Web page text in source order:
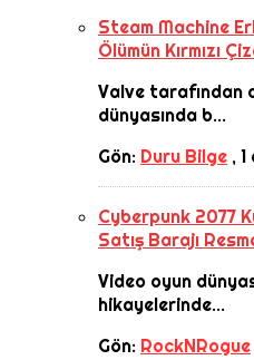
Steam Machine
Ölümün Kırmızı
Valve tarafından
dünyasında b...
Gön: Duru Bilge ,
Cyberpunk 2077
Satış Barajı
Video oyun
hikayelerinde...
Gön: RockNRogue